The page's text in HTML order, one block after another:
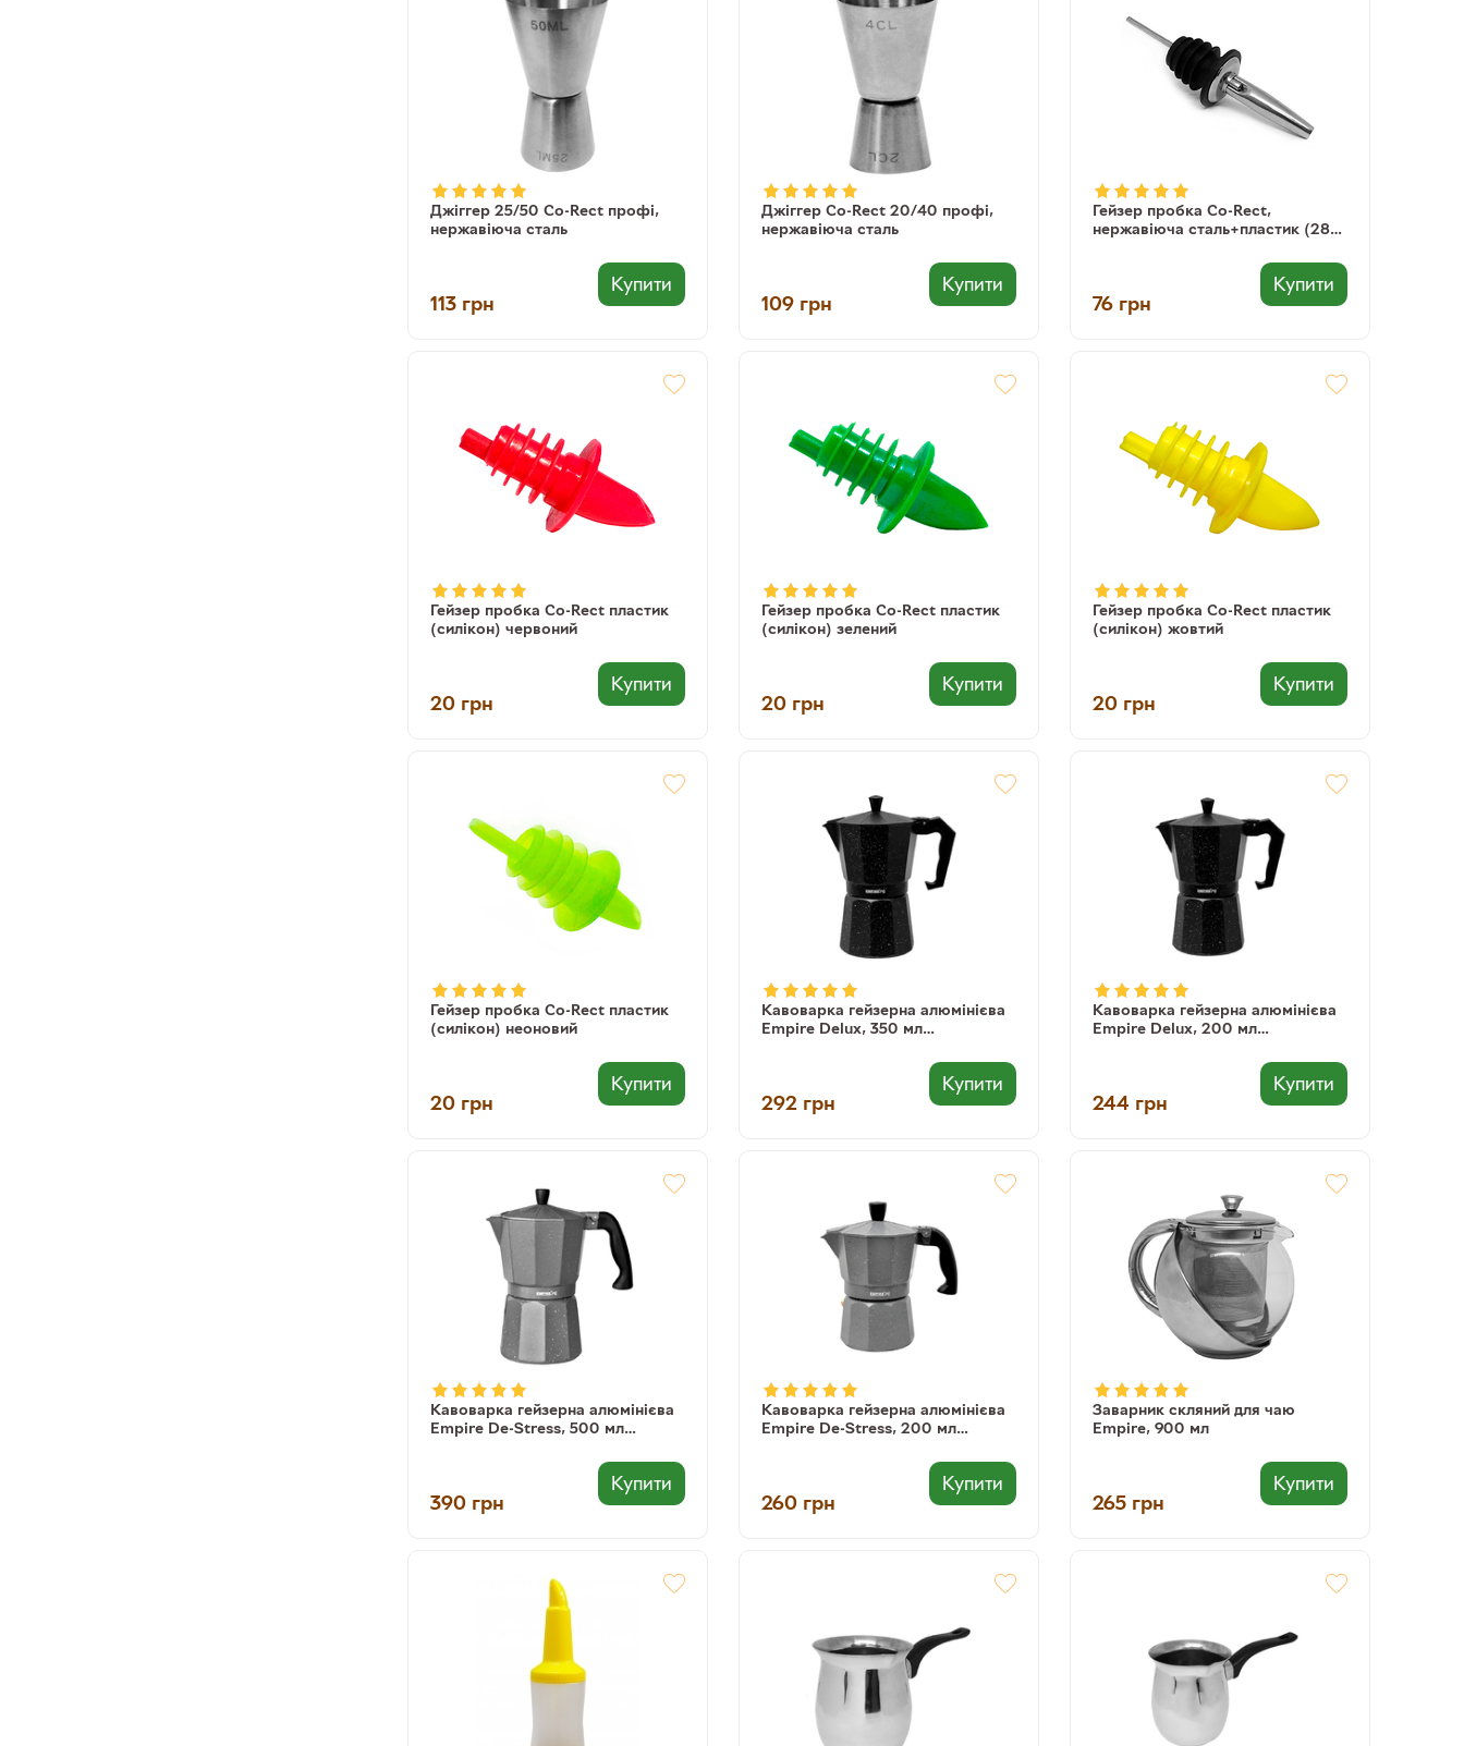
Джіггер 25/50 Co-Rect профі,
нержавіюча сталь
113 грн
Купити
Джіггер Co-Rect 20/40 профі,
нержавіюча сталь
109 грн
Купити
Гейзер пробка Co-Rect,
нержавіюча сталь+пластик (285-
76 грн
Купити
Гейзер пробка Co-Rect пластик
(силікон) червоний
20 грн
Купити
Гейзер пробка Co-Rect пластик
(силікон) зелений
20 грн
Купити
Гейзер пробка Co-Rect пластик
(силікон) жовтий
20 грн
Купити
Гейзер пробка Co-Rect пластик
(силікон) неоновий
20 грн
Купити
Кавоварка гейзерна алюмінієва
Empire Delux, 350 мл
292 грн
Купити
Кавоварка гейзерна алюмінієва
Empire Delux, 200 мл
244 грн
Купити
Кавоварка гейзерна алюмінієва
Empire De-Stress, 500 мл
390 грн
Купити
Кавоварка гейзерна алюмінієва
Empire De-Stress, 200 мл
260 грн
Купити
Заварник скляний для чаю
Empire, 900 мл
265 грн
Купити